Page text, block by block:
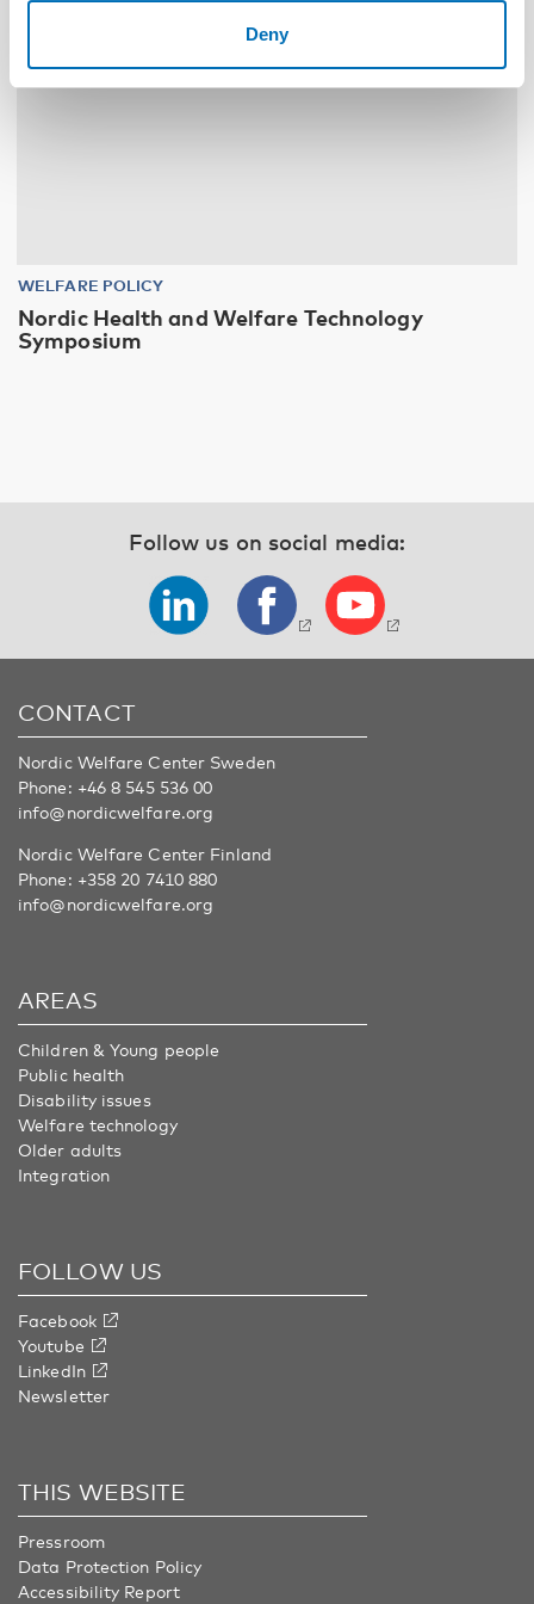
Deny
WELFARE POLICY
Nordic Health and Welfare Technology
Symposium
Follow us on social media:
CONTACT
Nordic Welfare Center Sweden
Phone: +46 8 545 536 00
info@nordicwelfare.org
Nordic Welfare Center Finland
Phone: +358 20 7410 880
info@nordicwelfare.org
AREAS
Children & Young people
Public health
Disability issues
Welfare technology
Older adults
Integration
FOLLOW US
Facebook
Youtube
LinkedIn
Newsletter
THIS WEBSITE
Pressroom
Data Protection Policy
Accessibility Report